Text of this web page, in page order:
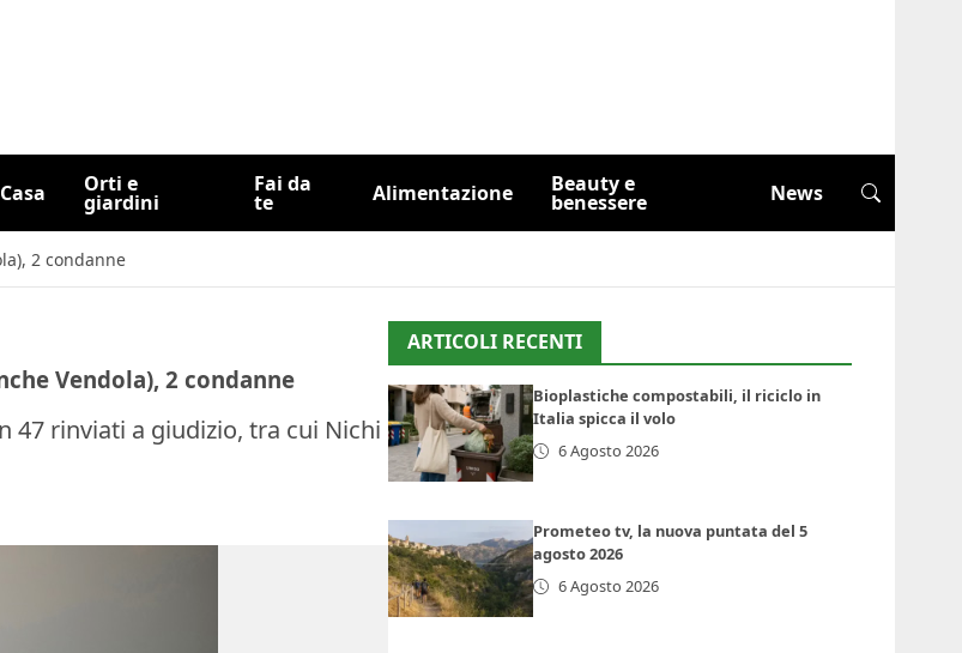
Casa Orti e
giardini
Fai da
te Alimentazione Beauty e
benessere News
2 condanne
Vendola), 2 condanne
47 rinviati a giudizio, tra cui Nichi
ARTICOLI RECENTI
Bioplastiche compostabili, il riciclo in
Italia spicca il volo
6 Agosto 2026
Prometeo tv, la nuova puntata del 5
agosto 2026
6 Agosto 2026